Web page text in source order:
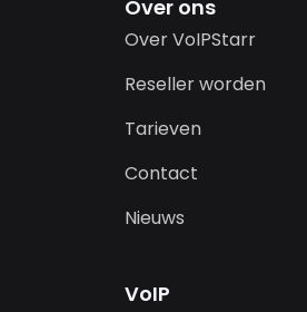
Over ons
Over VoIPStarr
Reseller worden
Tarieven
Contact
Nieuws
VoIP